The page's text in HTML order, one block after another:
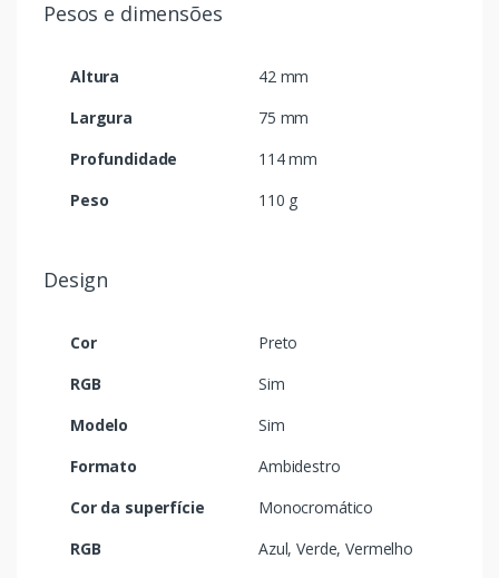
Pesos e dimensões
Altura
42 mm
Largura
75 mm
Profundidade
114 mm
Peso
110 g
Design
Cor
Preto
RGB
Sim
Modelo
Sim
Formato
Ambidestro
Cor da superfície
Monocromático
RGB
Azul, Verde, Vermelho